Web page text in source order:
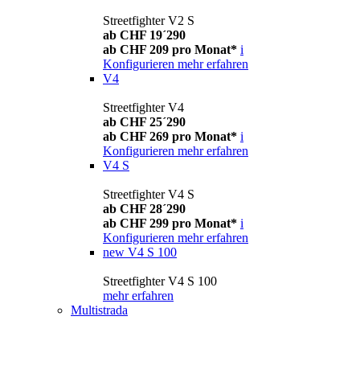
Streetfighter V2 S
ab CHF 19´290
ab CHF 209 pro Monat* i
Konfigurieren mehr erfahren
V4
Streetfighter V4
ab CHF 25´290
ab CHF 269 pro Monat* i
Konfigurieren mehr erfahren
V4 S
Streetfighter V4 S
ab CHF 28´290
ab CHF 299 pro Monat* i
Konfigurieren mehr erfahren
new V4 S 100
Streetfighter V4 S 100
mehr erfahren
Multistrada